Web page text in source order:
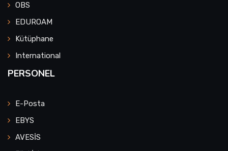
OBS
EDUROAM
Kütüphane
International
PERSONEL
E-Posta
EBYS
AVESİS